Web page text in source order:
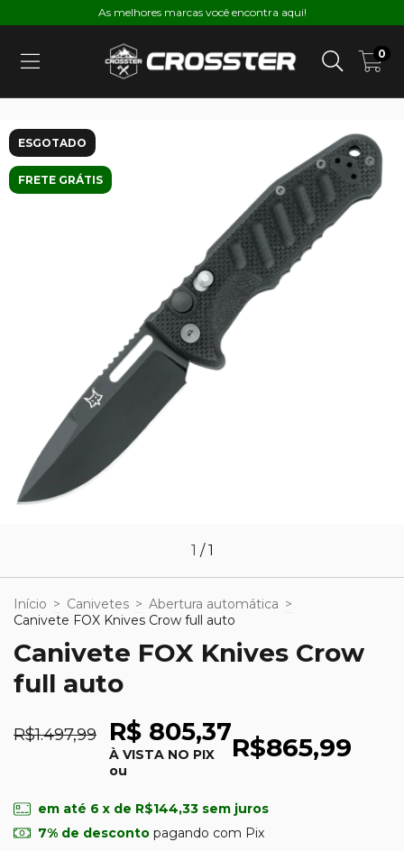
As melhores marcas você encontra aqui!
0
ESGOTADO
FRETE GRÁTIS
1 /1
Início > Canivetes > Abertura automática >
Canivete FOX Knives Crow full auto
Canivete FOX Knives Crow
full auto
R$1.497,99 R$ 805,37
À VISTA NO PIX
ou
R$865,99
em até 6 x de R$144,33 sem juros
7% de descontopagando com Pix